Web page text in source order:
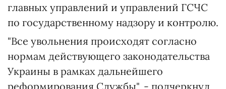
главных управлений и управлений ГСЧС
по государственному надзору и контролю.
"Все увольнения происходят согласно
нормам действующего законодательства
Украины в рамках дальнейшего
реформирования Службы", - подчеркнул